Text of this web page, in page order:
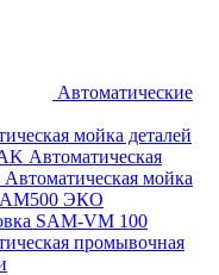
Автоматические
мойка деталей
Автоматическая
Автоматическая мойка
АМ500 ЭКО
SAM-VM 100
промывочная